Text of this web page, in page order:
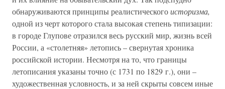
обнаруживаются принципы реалистическогоисторизма,
одной из черт которого стала высокая степень типизации:
в городе Глупове отразился весь русский мир, жизнь всей
России, а «столетняя» летопись – свернутая хроника
российской истории. Несмотря на то, что границы
летописания указаны точно (с 1731 по 1829 г.), они –
художественная условность, и за ней скрыты совсем иные